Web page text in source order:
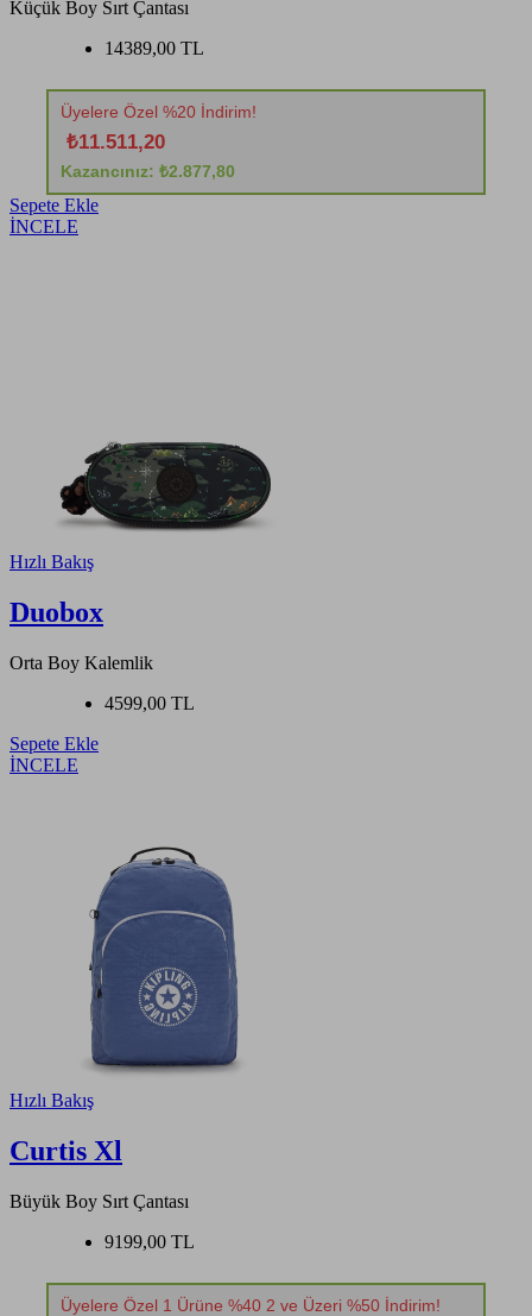
Küçük Boy Sırt Çantası
14389,00 TL
Üyelere Özel %20 İndirim!
₺11.511,20
Kazancınız: ₺2.877,80
Sepete Ekle
İNCELE
Hızlı Bakış
Duobox
Orta Boy Kalemlik
4599,00 TL
Sepete Ekle
İNCELE
Hızlı Bakış
Curtis Xl
Büyük Boy Sırt Çantası
9199,00 TL
Üyelere Özel 1 Ürüne %40 2 ve Üzeri %50 İndirim!